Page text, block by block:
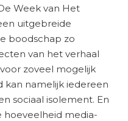
Week van Het
uitgebreide
boodschap zo
van het verhaal
zoveel mogelijk
kan namelijk iedereen
sociaal isolement. En
hoeveelheid media-